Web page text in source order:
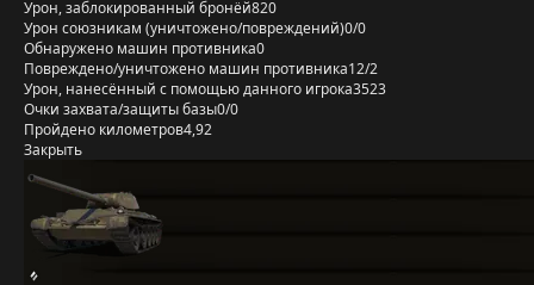
Урон, заблокированный бронёй820
Урон союзникам (уничтожено/повреждений)0/0
Обнаружено машин противника0
Повреждено/уничтожено машин противника12/2
Урон, нанесённый с помощью данного игрока3523
Очки захвата/защиты базы0/0
Пройдено километров4,92
Закрыть